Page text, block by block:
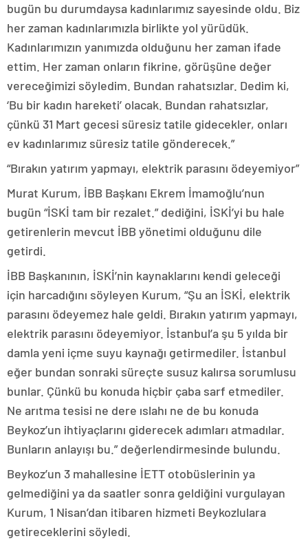
bugün bu durumdaysa kadınlarımız sayesinde oldu. Biz
her zaman kadınlarımızla birlikte yol yürüdük.
Kadınlarımızın yanımızda olduğunu her zaman ifade
ettim. Her zaman onların fikrine, görüşüne değer
vereceğimizi söyledim. Bundan rahatsızlar. Dedim ki,
‘Bu bir kadın hareketi’ olacak. Bundan rahatsızlar,
çünkü 31 Mart gecesi süresiz tatile gidecekler, onları
ev kadınlarımız süresiz tatile gönderecek.”
“Bırakın yatırım yapmayı, elektrik parasını ödeyemiyor”
Murat Kurum, İBB Başkanı Ekrem İmamoğlu’nun
bugün “İSKİ tam bir rezalet.” dediğini, İSKİ’yi bu hale
getirenlerin mevcut İBB yönetimi olduğunu dile
getirdi.
İBB Başkanının, İSKİ’nin kaynaklarını kendi geleceği
için harcadığını söyleyen Kurum, “Şu an İSKİ, elektrik
parasını ödeyemez hale geldi. Bırakın yatırım yapmayı,
elektrik parasını ödeyemiyor. İstanbul’a şu 5 yılda bir
damla yeni içme suyu kaynağı getirmediler. İstanbul
eğer bundan sonraki süreçte susuz kalırsa sorumlusu
bunlar. Çünkü bu konuda hiçbir çaba sarf etmediler.
Ne arıtma tesisi ne dere ıslahı ne de bu konuda
Beykoz’un ihtiyaçlarını giderecek adımları atmadılar.
Bunların anlayışı bu.” değerlendirmesinde bulundu.
Beykoz’un 3 mahallesine İETT otobüslerinin ya
gelmediğini ya da saatler sonra geldiğini vurgulayan
Kurum, 1 Nisan’dan itibaren hizmeti Beykozlulara
getireceklerini söyledi.